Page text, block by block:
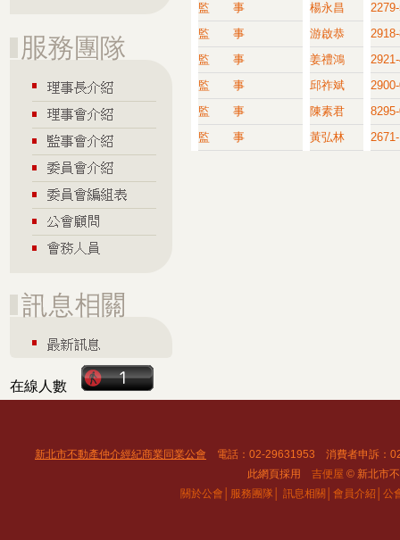
在線人數
監 事
楊永昌
監 事
游啟恭
監 事
姜禮鴻
監 事
邱祚斌
監 事
陳素君
監 事
黃弘林
新北市不動產仲介經紀商業同業公會 電話：02-29631953 消費者申訴：
此網頁採用 吉便屋 © 新北市
關於公會│ 服務團隊│ 訊息相關│ 會員介紹│ 公